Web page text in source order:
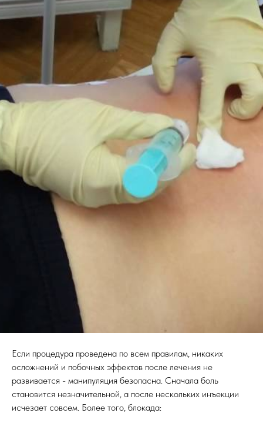
Если процедура проведена по всем правилам, никаких
осложнений и побочных эффектов после лечения не
развивается - манипуляция безопасна. Сначала боль
становится незначительной, а после нескольких инъекции
исчезает совсем. Более того, блокада: